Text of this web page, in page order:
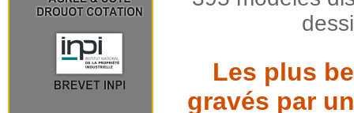
Les plus
gravés par